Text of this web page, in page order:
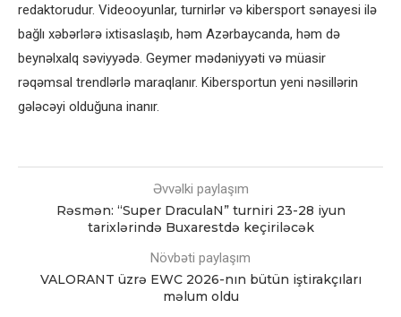
redaktorudur. Videooyunlar, turnirlər və kibersport sənayesi ilə
bağlı xəbərlərə ixtisaslaşıb, həm Azərbaycanda, həm də
beynəlxalq səviyyədə. Geymer mədəniyyəti və müasir
rəqəmsal trendlərlə maraqlanır. Kibersportun yeni nəsillərin
gələcəyi olduğuna inanır.
Əvvəlki paylaşım
Rəsmən: “Super DraculaN” turniri 23-28 iyun
tarixlərində Buxarestdə keçiriləcək
Növbəti paylaşım
VALORANT üzrə EWC 2026-nın bütün iştirakçıları
məlum oldu